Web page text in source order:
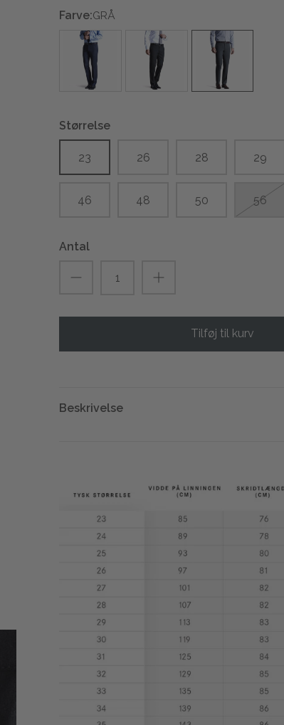
Farve:GRÅ
Størrelse
23 26 28 29
46 48 50 56
Antal
Tilføj til kurv
Beskrivelse